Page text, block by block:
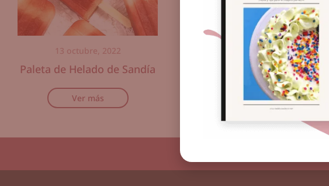
13 octubre, 2022
Paleta de Helado de Sandía
Ver más
18 agosto, 2012
Helado de Nutella
Ver más